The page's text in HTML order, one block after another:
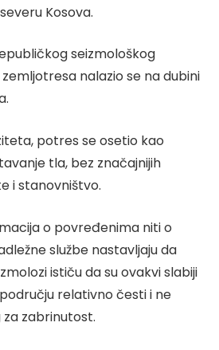
Kosova.
seizmološkog
nalazio se na dubini
potres se osetio kao
tla, bez značajnijih
i stanovništvo.
o povređenima niti o
službe nastavljaju da
ističu da su ovakvi slabiji
relativno česti i ne
zabrinutost.